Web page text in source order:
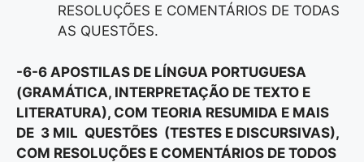
RESOLUÇÕES E COMENTÁRIOS DE TODAS
AS QUESTÕES.
-6-6 APOSTILAS DE LÍNGUA PORTUGUESA
(GRAMÁTICA, INTERPRETAÇÃO DE TEXTO E
LITERATURA), COM TEORIA RESUMIDA E MAIS
DE 3 MIL QUESTÕES (TESTES E DISCURSIVAS),
COM RESOLUÇÕES E COMENTÁRIOS DE TODOS